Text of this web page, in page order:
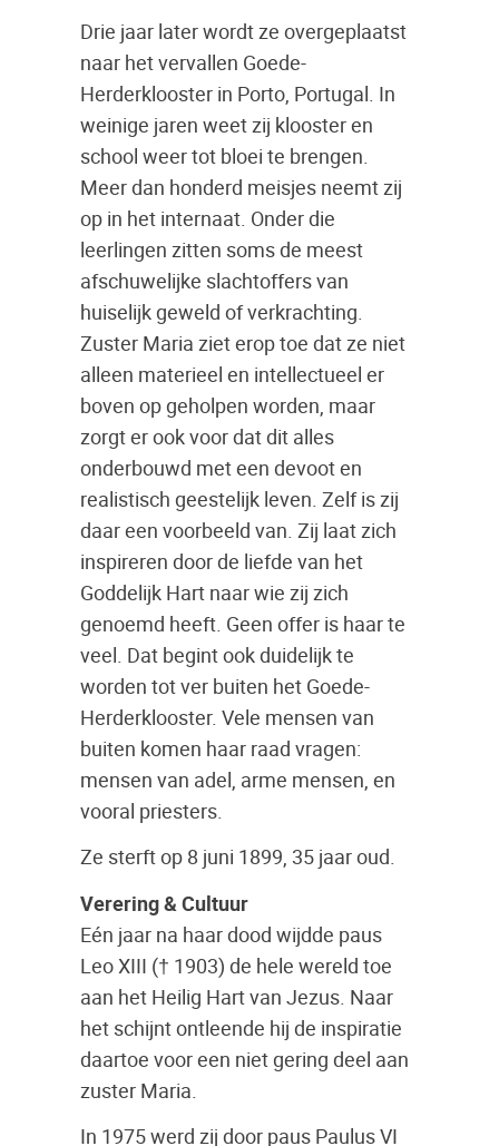
Drie jaar later wordt ze overgeplaatst
naar het vervallen Goede-
Herderklooster in Porto, Portugal. In
weinige jaren weet zij klooster en
school weer tot bloei te brengen.
Meer dan honderd meisjes neemt zij
op in het internaat. Onder die
leerlingen zitten soms de meest
afschuwelijke slachtoffers van
huiselijk geweld of verkrachting.
Zuster Maria ziet erop toe dat ze niet
alleen materieel en intellectueel er
boven op geholpen worden, maar
zorgt er ook voor dat dit alles
onderbouwd met een devoot en
realistisch geestelijk leven. Zelf is zij
daar een voorbeeld van. Zij laat zich
inspireren door de liefde van het
Goddelijk Hart naar wie zij zich
genoemd heeft. Geen offer is haar te
veel. Dat begint ook duidelijk te
worden tot ver buiten het Goede-
Herderklooster. Vele mensen van
buiten komen haar raad vragen:
mensen van adel, arme mensen, en
vooral priesters.
Ze sterft op 8 juni 1899, 35 jaar oud.
Verering & Cultuur
Eén jaar na haar dood wijdde paus
Leo XIII († 1903) de hele wereld toe
aan het Heilig Hart van Jezus. Naar
het schijnt ontleende hij de inspiratie
daartoe voor een niet gering deel aan
zuster Maria.
In 1975 werd zij door paus Paulus VI